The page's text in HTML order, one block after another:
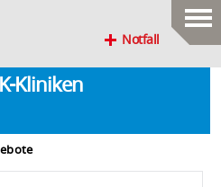
Notfall
Kliniken